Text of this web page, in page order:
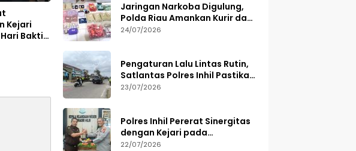
Kejari
Bakti
Jaringan Narkoba Digulung,
Polda Riau Amankan Kurir dan
Sita Barang Bukti Bernilai
24/07/2026
Pengaturan Lalu Lintas Rutin,
Satlantas Polres Inhil Pastikan
Arus Tetap Lancar
23/07/2026
Polres Inhil Pererat Sinergitas
dengan Kejari pada
Peringatan Hari Bakti
22/07/2026